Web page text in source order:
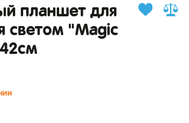
планшет для
светом "Magic